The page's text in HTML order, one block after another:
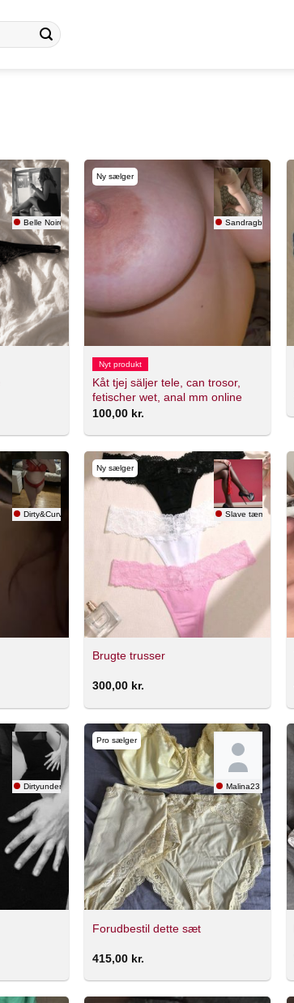
Belle Noire
Ny sælger
Sandragbg93
Nyt produkt
Kåt tjej säljer tele, can trosor,
fetischer wet, anal mm online
100,00 kr.
Dirty&Curvy
Ny sælger
Slave tæmmer!
Brugte trusser
300,00 kr.
Dirtyunderskirt1
Pro sælger
Malina23
Forudbestil dette sæt
415,00 kr.